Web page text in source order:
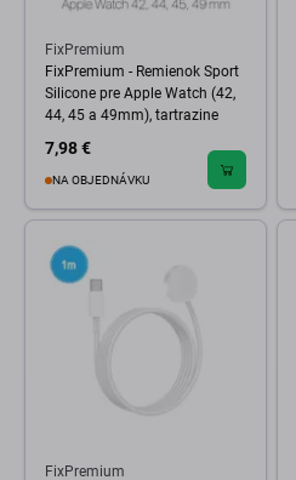
FixPremium
FixPremium - Remienok Sport
Silicone pre Apple Watch (42,
44, 45 a 49mm), tartrazine
7,98 €
NA OBJEDNÁVKU
FixPremium